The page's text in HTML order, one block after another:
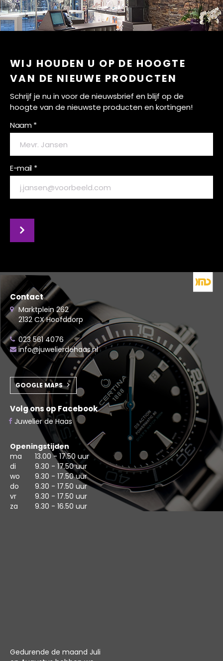
WIJ HOUDEN U OP DE HOOGTE
VAN DE NIEUWE PRODUCTEN
Schrijf je nu in voor de nieuwsbrief en blijf op de
hoogte van de nieuwste producten en kortingen!
Naam *
E-mail *
Contact
Marktplein 262
2132 CX Hoofddorp
023 561 4076
info@juwelierdehaas.nl
GOOGLE MAPS
Volg ons op Facebook
Juwelier de Haas
Openingstijden
ma
13.00 - 17.50 uur
di
9.30 - 17.50 uur
wo
9.30 - 17.50 uur
do
9.30 - 17.50 uur
vr
9.30 - 17.50 uur
za
9.30 - 16.50 uur
Gedurende de maand Juli